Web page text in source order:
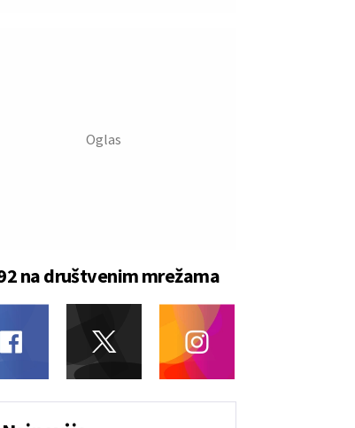
na društvenim mrežama